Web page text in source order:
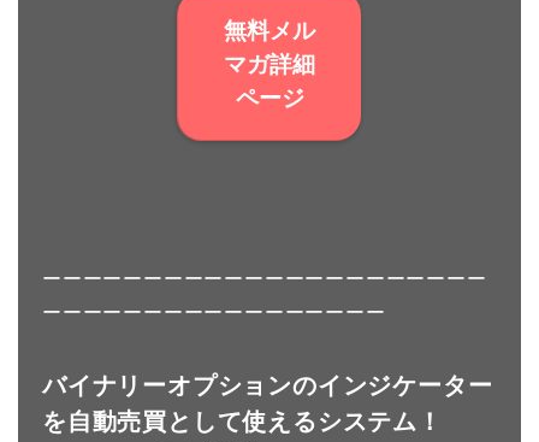
無料メル
マガ詳細
ページ
ーーーーーーーーーーーーーーーーーーーーーー
ーーーーーーーーーーーーーーーーー
バイナリーオプションのインジケーター
を自動売買として使えるシステム！